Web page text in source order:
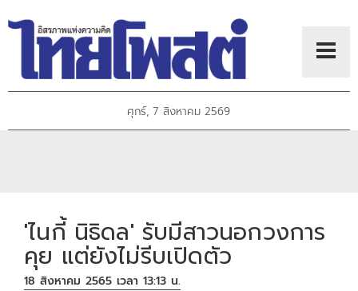
ศุกร์, 7 สิงหาคม 2569
'ไนกี้ นิธิดล' รับมีสาวนอกวงการ
คุย แต่ยังไม่รีบเปิดตัว
18 สิงหาคม 2565 เวลา 13:13 น.